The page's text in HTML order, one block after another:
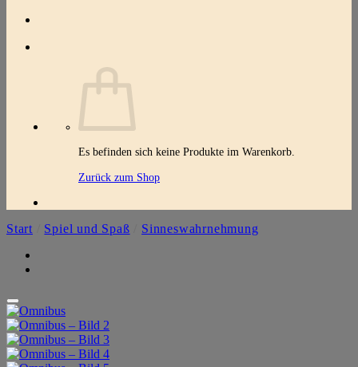
Es befinden sich keine Produkte im Warenkorb.
Zurück zum Shop
Start Spiel und Spaß Sinneswahrnehmung